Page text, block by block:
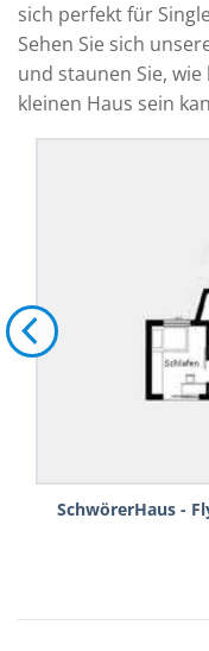
sich perfekt für
Sehen Sie sich
und staunen Sie,
kleinen Haus sein
SchwörerHaus -